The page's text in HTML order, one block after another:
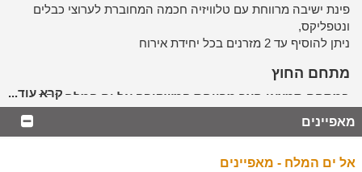
פינת ישיבה מרווחת עם טלוויזיה חכמה המחוברת לערוצי כבלים
ונטפליקס,
ניתן להוסיף עד 2 מזרנים בכל יחידת אירוח
מתחם החוץ
במתחם תמצאו חצר מרווחת המשקיפה אל ים המלח, ובה:
בריכה מחוממת בחודשי החורף, עמדת מנגל, מגוון פינות ישיבה
נוחות.
לשומרי מסורת
קרא עוד...
מאפיינים
אל ים המלח - מאפיינים